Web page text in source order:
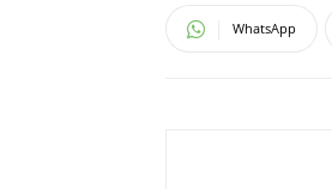
WhatsApp